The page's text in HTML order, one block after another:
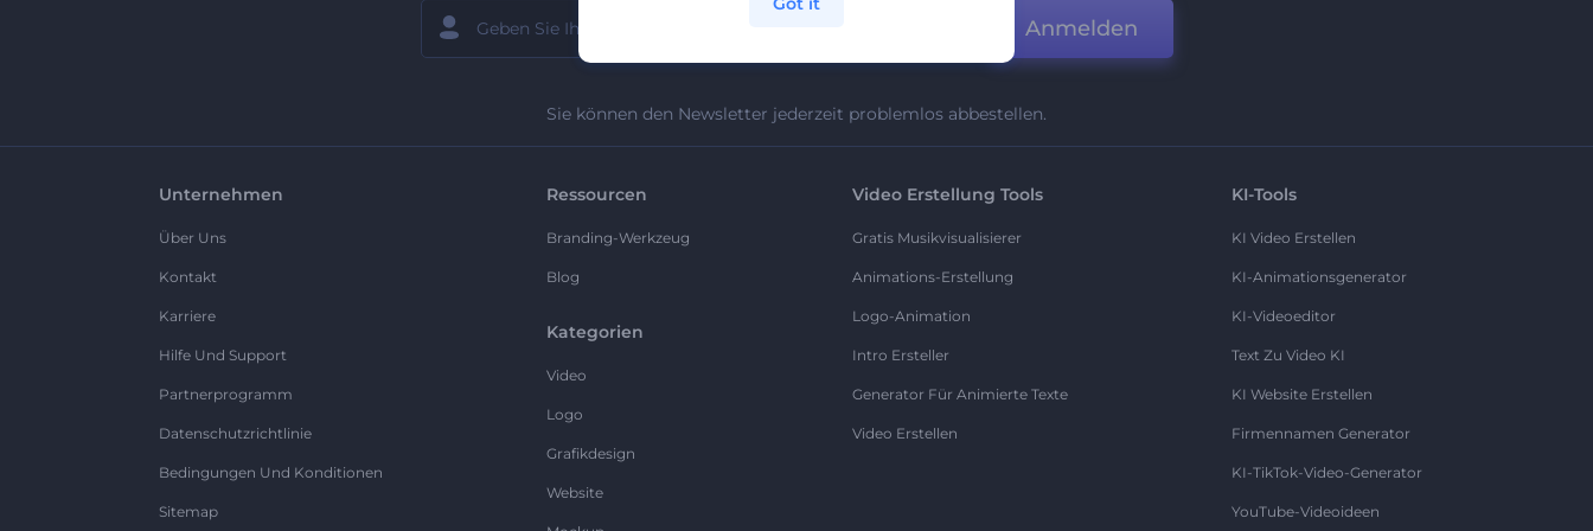
Anmelden
Sie können den Newsletter jederzeit problemlos abbestellen.
Unternehmen
Über Uns
Kontakt
Karriere
Hilfe Und Support
Partnerprogramm
Datenschutzrichtlinie
Bedingungen Und Konditionen
Sitemap
Ressourcen
Branding-Werkzeug
Blog
Kategorien
Video
Logo
Grafikdesign
Website
Video Erstellung Tools
Gratis Musikvisualisierer
Animations-Erstellung
Logo-Animation
Intro Ersteller
Generator Für Animierte Texte
Video Erstellen
KI-Tools
KI Video Erstellen
KI-Animationsgenerator
KI-Videoeditor
Text Zu Video KI
KI Website Erstellen
Firmennamen Generator
KI-TikTok-Video-Generator
YouTube-Videoideen